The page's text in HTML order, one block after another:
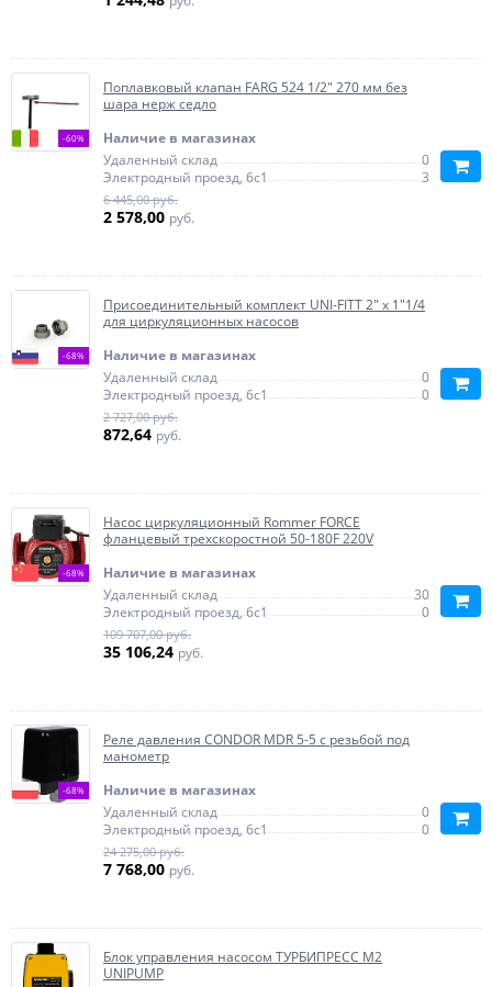
-60%
Поплавковый клапан FARG 524 1/2" 270 мм без
шара нерж седло
Наличие в магазинах
Удаленный склад
0
Электродный проезд, 6с1
3
6 445,00 руб.
2 578,00 руб.
-68%
Присоединительный комплект UNI-FITT 2" х 1"1/4
для циркуляционных насосов
Наличие в магазинах
Удаленный склад
0
Электродный проезд, 6с1
0
2 727,00 руб.
872,64 руб.
-68%
Насос циркуляционный Rommer FORCE
фланцевый трехскоростной 50-180F 220V
Наличие в магазинах
Удаленный склад
30
Электродный проезд, 6с1
0
109 707,00 руб.
35 106,24 руб.
-68%
Реле давления CONDOR MDR 5-5 с резьбой под
манометр
Наличие в магазинах
Удаленный склад
0
Электродный проезд, 6с1
0
24 275,00 руб.
7 768,00 руб.
Блок управления насосом ТУРБИПРЕСС М2
UNIPUMP